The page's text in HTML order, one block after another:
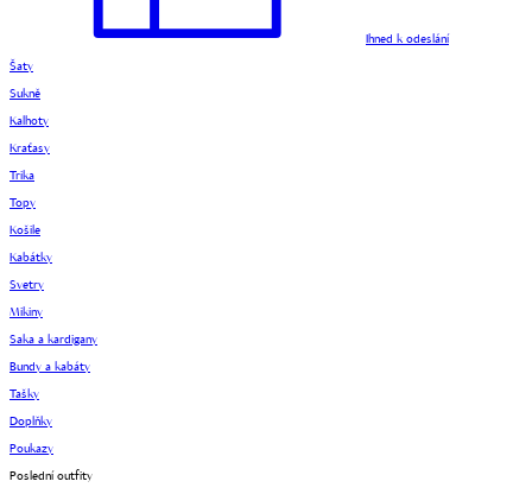
Ihned k odeslání
Šaty
Sukně
Kalhoty
Kraťasy
Trika
Topy
Košile
Kabátky
Svetry
Mikiny
Saka a kardigany
Bundy a kabáty
Tašky
Doplňky
Poukazy
Poslední outfity